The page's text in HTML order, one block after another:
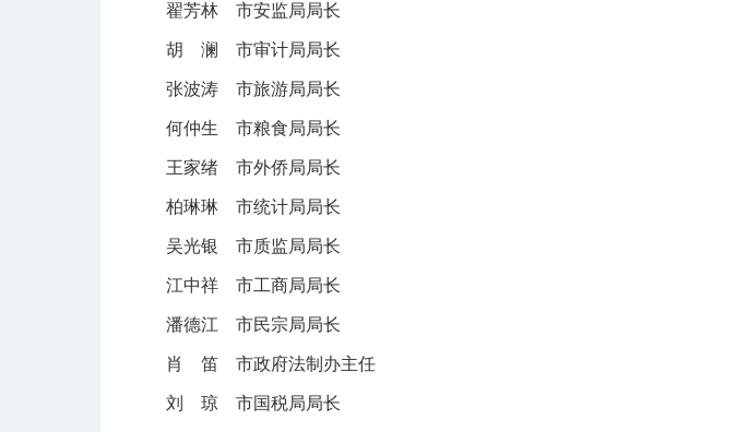
翟芳林 市安监局局长
胡 澜 市审计局局长
张波涛 市旅游局局长
何仲生 市粮食局局长
王家绪 市外侨局局长
柏琳琳 市统计局局长
吴光银 市质监局局长
江中祥 市工商局局长
潘德江 市民宗局局长
肖 笛 市政府法制办主任
刘 琼 市国税局局长